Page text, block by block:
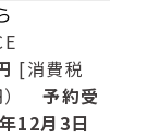
[消費税
） 予約受
12月3日